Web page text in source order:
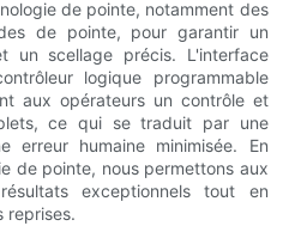
de pointe, notamment des
de pointe, pour garantir un
un scellage précis. L'interface
logique programmable
aux opérateurs un contrôle et
ce qui se traduit par une
erreur humaine minimisée. En
de pointe, nous permettons aux
exceptionnels tout en
reprises.